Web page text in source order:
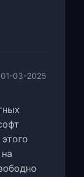
01-03-2025